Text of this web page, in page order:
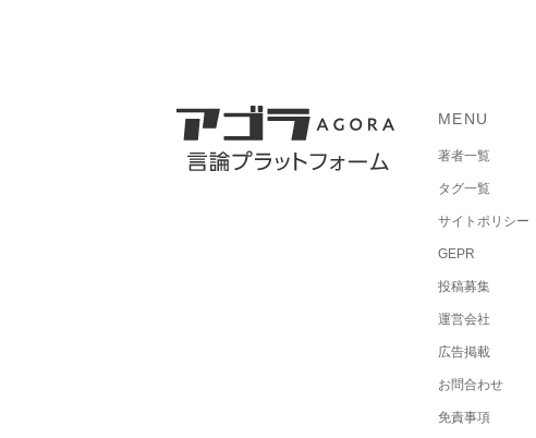
MENU
著者一覧
タグ一覧
サイトポリシー
GEPR
投稿募集
運営会社
広告掲載
お問合わせ
免責事項